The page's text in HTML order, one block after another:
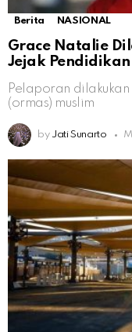
Berita NASIONAL
Grace Natalie
Jejak
Pelaporan
(ormas) muslim
by Jati Sunarto